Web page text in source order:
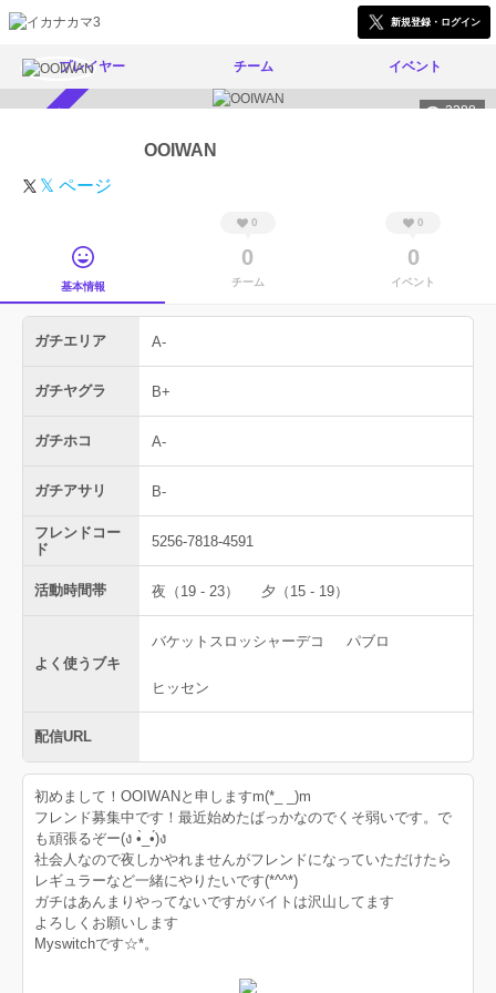
新規登録・ログイン
プレイヤー チーム イベント
2288
OOIWAN
𝕏 ページ
基本情報
0
0
チーム
0
0
イベント
ガチエリア A-
ガチヤグラ B+
ガチホコ A-
ガチアサリ B-
フレンドコー
ド
5256-7818-4591
活動時間帯 夜（19 - 23） 夕（15 - 19）
よく使うブキ
バケットスロッシャーデコ パブロ
ヒッセン
配信URL
初めまして！OOIWANと申しますm(*_ _)m
フレンド募集中です！最近始めたばっかなのでくそ弱いです。で
も頑張るぞー(ง •̀_•́)ง
社会人なので夜しかやれませんがフレンドになっていただけたら
レギュラーなど一緒にやりたいです(*^^*)
ガチはあんまりやってないですがバイトは沢山してます
よろしくお願いします
Myswitchです☆*。